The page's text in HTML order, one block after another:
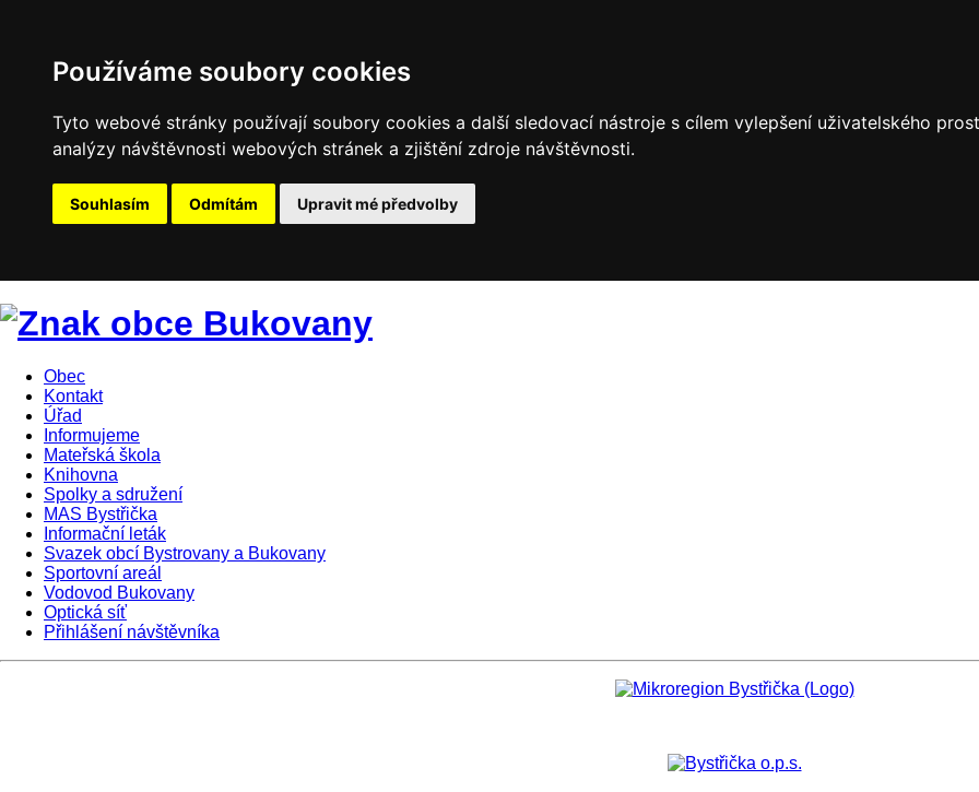
Používáme soubory cookies
Tyto webové stránky používají soubory cookies a další sledovací nástroje s cílem vylepšení uživatelského
analýzy návštěvnosti webových stránek a zjištění zdroje návštěvnosti.
Souhlasím Odmítám Upravit mé předvolby
Obec
Kontakt
Úřad
Informujeme
Mateřská škola
Knihovna
Spolky a sdružení
MAS Bystřička
Informační leták
Svazek obcí Bystrovany a Bukovany
Sportovní areál
Vodovod Bukovany
Optická síť
Přihlášení návštěvníka